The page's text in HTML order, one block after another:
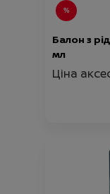
Балон з
мл
Ціна